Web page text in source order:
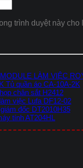
trình duyệt này
MODULE LÀM VIỆC
Tủ quần áo CA-10A-2K
chân sắt H2412
việc Lufa DF12-02
đốc DT2010H35
tính AT204HL